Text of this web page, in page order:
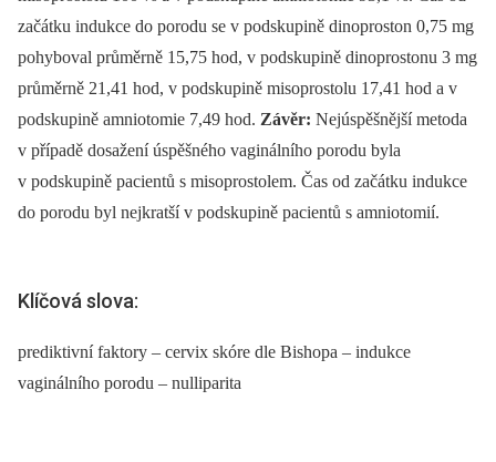
začátku indukce do porodu se v podskupině dinoproston 0,75 mg
pohyboval průměrně 15,75 hod, v podskupině dinoprostonu 3 mg
průměrně 21,41 hod, v podskupině misoprostolu 17,41 hod a v
podskupině amniotomie 7,49 hod. Závěr: Nejúspěšnější metoda
v případě dosažení úspěšného vaginálního porodu byla
v podskupině pacientů s misoprostolem. Čas od začátku indukce
do porodu byl nejkratší v podskupině pacientů s amniotomií.
Klíčová slova:
prediktivní faktory – cervix skóre dle Bishopa – indukce
vaginálního porodu – nulliparita